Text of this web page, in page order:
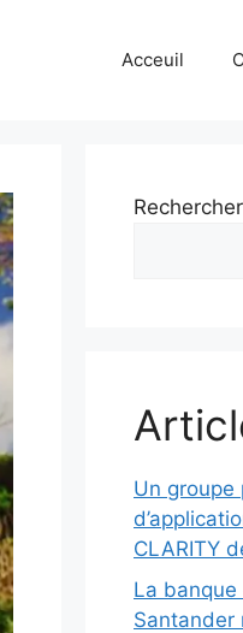
Acceuil
Rechercher
Un groupe
CLARITY
La banque
Santander